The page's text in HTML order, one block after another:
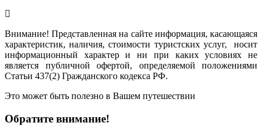
Внимание! Представленная на сайте информация, касающаяся
характеристик, наличия, стоимости туристских услуг, носит
информационный характер и ни при каких условиях не
является публичной офертой, определяемой положениями
Статьи 437(2) Гражданского кодекса РФ.
Это может быть полезно в Вашем путешествии
Обратите внимание!